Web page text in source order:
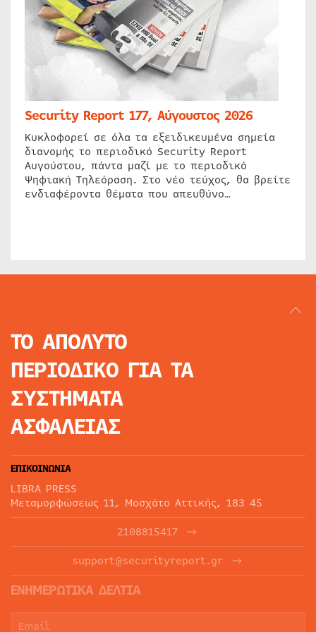
Security Report 177, Αύγουστος 2026
Κυκλοφορεί σε όλα τα εξειδικευμένα σημεία
διανομής το περιοδικό Security Report
Αυγούστου, πάντα μαζί με το περιοδικό
Ψηφιακή Τηλεόραση. Στο νέο τεύχος, θα βρείτε
ενδιαφέροντα θέματα που απευθύνο…
ΤΟ ΑΠΟΛΥΤΟ
ΠΕΡΙΟΔΙΚΟ ΓΙΑ ΤΑ
ΣΥΣΤΗΜΑΤΑ
ΑΣΦΑΛΕΙΑΣ
ΕΠΙΚΟΙΝΩΝΙΑ
LIBRA PRESS
Μεταμορφώσεως 11, Μοσχάτο Αττικής, 183 45
2108815417
support@securityreport.gr
ΕΝΗΜΕΡΩΤΙΚΑ ΔΕΛΤΙΑ